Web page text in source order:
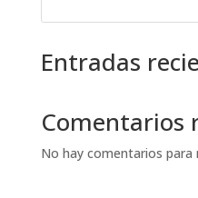
Entradas
Comentarios
No hay comentarios para